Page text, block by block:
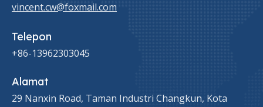
vincent.cw@foxmail.com
Telepon
+86-13962303045
Alamat
29 Nanxin Road, Taman Industri Changkun, Kota